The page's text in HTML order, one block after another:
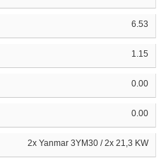
6.53
1.15
0.00
0.00
2x Yanmar 3YM30 / 2x 21,3 KW